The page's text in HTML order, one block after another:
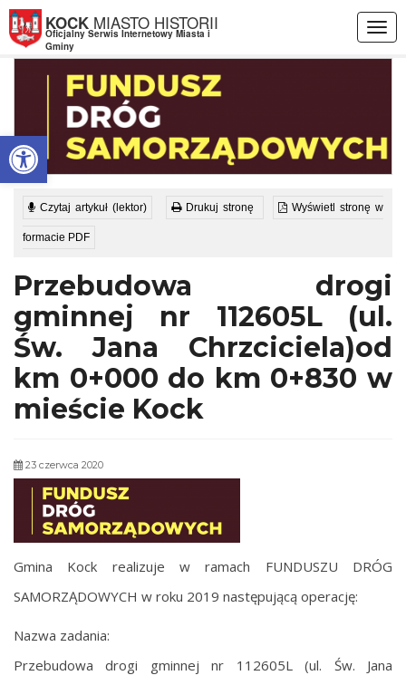
Otwórz pasek narzędzi
KOCK MIASTO HISTORII
Oficjalny Serwis Internetowy Miasta i
Gminy
Czytaj artykuł (lektor) Drukuj stronę Wyświetl stronę w
formacie PDF
Przebudowa drogi
gminnej nr 112605L (ul.
Św. Jana Chrzciciela)od
km 0+000 do km 0+830 w
mieście Kock
23 czerwca 2020
Gmina Kock realizuje w ramach FUNDUSZU DRÓG
SAMORZĄDOWYCH w roku 2019 następującą operację:
Nazwa zadania:
Przebudowa drogi gminnej nr 112605L (ul. Św. Jana